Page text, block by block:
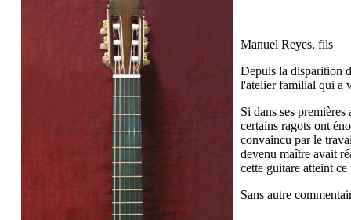
Manuel Reyes, fils
Depuis la disparition
l'atelier familial qui a
Si dans ses
certains ragots ont
convaincu par le
devenu maître avait
cette guitare atteint
Sans autre